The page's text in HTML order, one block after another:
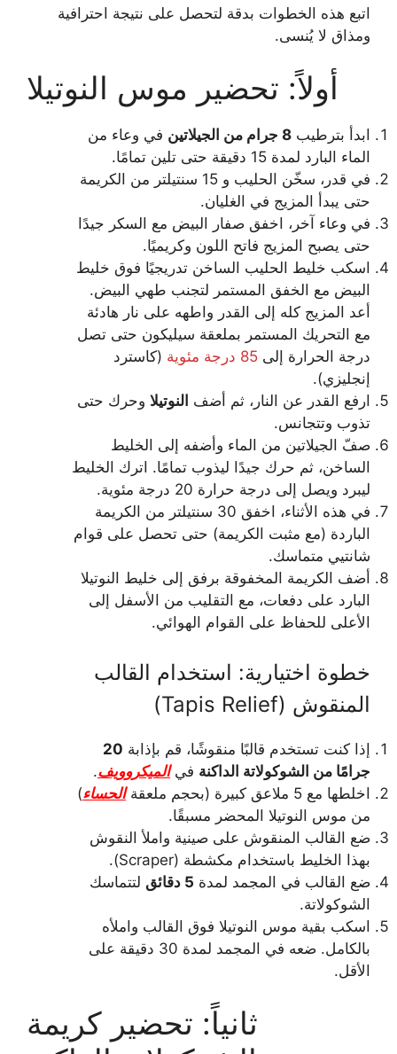
اتبع هذه الخطوات بدقة لتحصل على نتيجة احترافية
ومذاق لا يُنسى.
أولاً: تحضير موس النوتيلا
ابدأ بترطيب 8 جرام من الجيلاتين
في وعاء من
الماء البارد لمدة 15 دقيقة حتى تلين تمامًا.
في قدر، سخّن الحليب و 15 سنتيلتر من الكريمة
حتى يبدأ المزيج في الغليان.
في وعاء آخر، اخفق صفار البيض مع السكر جيدًا
حتى يصبح المزيج فاتح اللون وكريميًا.
اسكب خليط الحليب الساخن تدريجيًا فوق خليط
البيض مع الخفق المستمر لتجنب طهي البيض.
أعد المزيج كله إلى القدر واطهه على نار هادئة
مع التحريك المستمر بملعقة سيليكون حتى تصل
درجة الحرارة إلى 85 درجة مئوية
(كاسترد
إنجليزي).
ارفع القدر عن النار، ثم أضف النوتيلا وحرك حتى
تذوب وتتجانس.
صفّ الجيلاتين من الماء وأضفه إلى الخليط
الساخن، ثم حرك جيدًا ليذوب تمامًا. اترك الخليط
ليبرد ويصل إلى درجة حرارة 20 درجة مئوية.
في هذه الأثناء، اخفق 30 سنتيلتر من الكريمة
الباردة (مع مثبت الكريمة) حتى تحصل على قوام
شانتيي متماسك.
أضف الكريمة المخفوقة برفق إلى خليط النوتيلا
البارد على دفعات، مع التقليب من الأسفل إلى
الأعلى للحفاظ على القوام الهوائي.
خطوة اختيارية: استخدام القالب
المنقوش (Tapis Relief)
إذا كنت تستخدم قالبًا منقوشًا، قم بإذابة 20
جرامًا من الشوكولاتة الداكنة فيالميكروويف.
اخلطها مع 5 ملاعق كبيرة (بحجم ملعقة
الحساء)
من موس النوتيلا المحضر مسبقًا.
ضع القالب المنقوش على صينية واملأ النقوش
بهذا الخليط باستخدام مكشطة (Scraper).
ضع القالب في المجمد لمدة 5 دقائق
لتتماسك
الشوكولاتة.
اسكب بقية موس النوتيلا فوق القالب واملأه
بالكامل. ضعه في المجمد لمدة 30 دقيقة على
الأقل.
ثانياً: تحضير كريمة